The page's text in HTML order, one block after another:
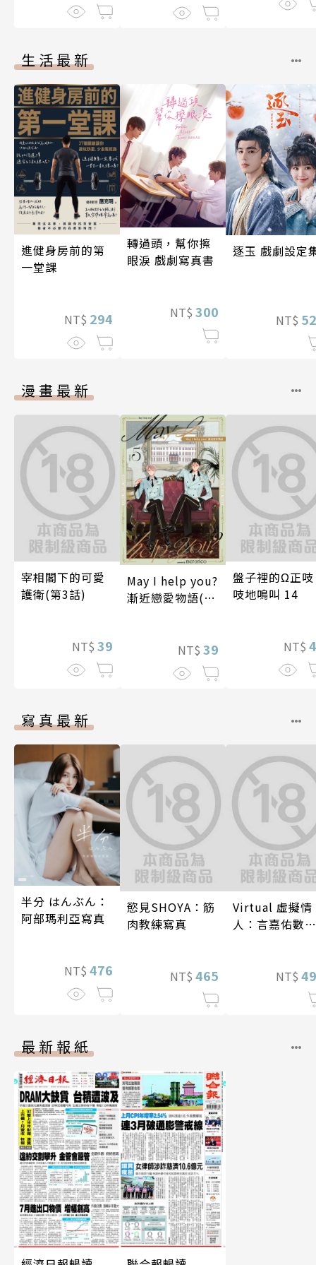
生活最新
進健身房前的第
一堂課
NT$ 294
轉過頭，幫你擦
眼淚 戲劇寫真書
NT$ 300
逐玉 戲劇設定
NT$
漫畫最新
宰相閣下的可愛
護衛(第3話)
NT$ 39
May I help you?
漸近戀愛物語(第
NT$ 39
盤子裡的Ω正吱
吱地鳴叫 14
NT$
寫真最新
半分 はんぶん：
阿部瑪利亞寫真
NT$ 476
慾見SHOYA：筋
肉教練寫真
NT$ 465
Virtual 虛擬情
人：言嘉佑數位
NT$
最新報紙